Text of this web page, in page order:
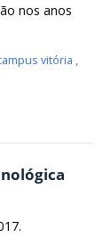
nos anos
vitória ,